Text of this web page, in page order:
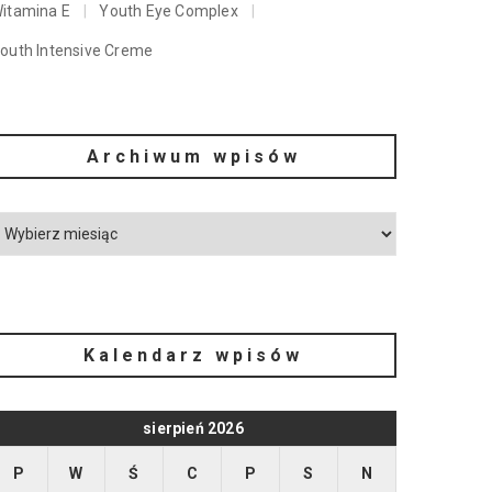
E Youth Eye Complex
Intensive Creme
Archiwum wpisów
Kalendarz wpisów
sierpień 2026
P W Ś C P S N